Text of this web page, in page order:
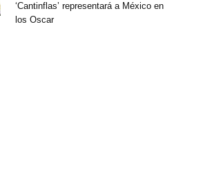
‘Cantinflas’ representará a México en
los Oscar